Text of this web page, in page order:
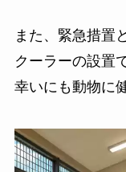
また、緊急措置
クーラーの設置
幸いにも動物に